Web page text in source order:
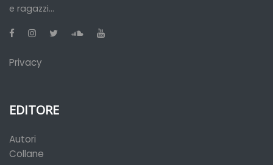
e ragazzi...
Privacy
EDITORE
Autori
Collane